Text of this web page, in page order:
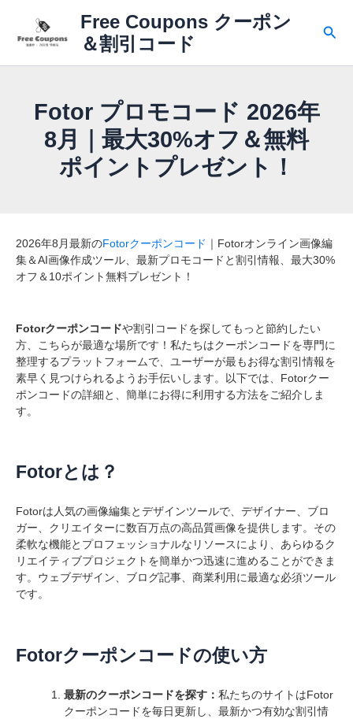
Free Coupons クーポン
＆割引コード
検
Fotor プロモコード 2026年
8月｜最大30%オフ＆無料
ポイントプレゼント！
2026年8月最新のFotorクーポンコード
｜Fotorオンライン画像編
集＆AI画像作成ツール、最新プロモコードと割引情報、最大30%
オフ＆10ポイント無料プレゼント！
Fotorクーポンコードや割引コードを探してもっと節約したい
方、こちらが最適な場所です！私たちはクーポンコードを専門に
整理するプラットフォームで、ユーザーが最もお得な割引情報を
素早く見つけられるようお手伝いします。以下では、Fotorクー
ポンコードの詳細と、簡単にお得に利用する方法をご紹介しま
す。
Fotorとは？
Fotorは人気の画像編集とデザインツールで、デザイナー、ブロ
ガー、クリエイターに数百万点の高品質画像を提供します。その
柔軟な機能とプロフェッショナルなリソースにより、あらゆるク
リエイティブプロジェクトを簡単かつ迅速に進めることができま
す。ウェブデザイン、ブログ記事、商業利用に最適な必須ツール
です。
Fotorクーポンコードの使い方
最新のクーポンコードを探す：私たちのサイトはFotor
クーポンコードを毎日更新し、最新かつ有効な割引情